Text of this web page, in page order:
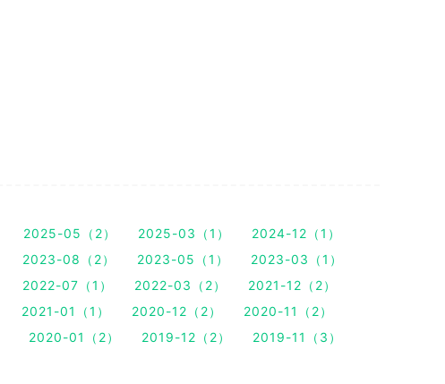
2025-05（2） 2025-03（1）
2024-12（1）
2023-08（2） 2023-05（1）
2023-03（1）
2022-07（1） 2022-03（2）
2021-12（2）
2021-01（1） 2020-12（2）
2020-11（2）
2020-01（2） 2019-12（2） 2019-11（3）